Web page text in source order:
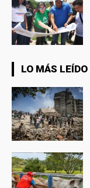
LO MÁS LEÍDO